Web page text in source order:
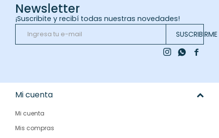
Newsletter
¡Suscribite y recibí todas nuestras novedades!
SUSCRIBIRME

 
Mi cuenta
Mi cuenta
Mis compras